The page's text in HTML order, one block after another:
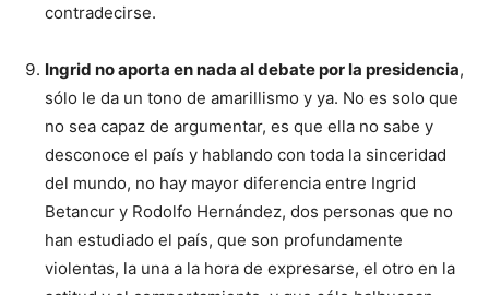
contradecirse.
Ingrid no aporta en nada al debate por la presidencia,
sólo le da un tono de amarillismo y ya. No es solo que
no sea capaz de argumentar, es que ella no sabe y
desconoce el país y hablando con toda la sinceridad
del mundo, no hay mayor diferencia entre Ingrid
Betancur y Rodolfo Hernández, dos personas que no
han estudiado el país, que son profundamente
violentas, la una a la hora de expresarse, el otro en la